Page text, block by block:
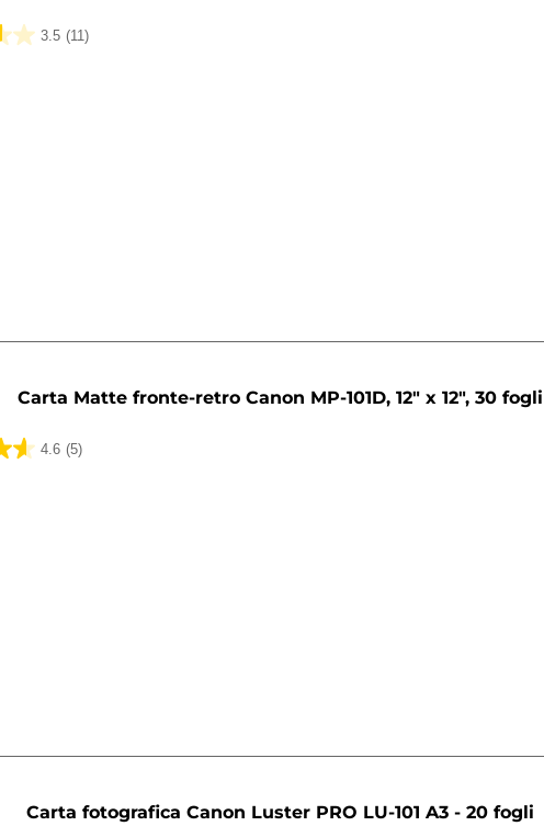
3.5 (11)
Carta Matte fronte-retro Canon MP-101D, 12" x 12", 30 fogli
4.6 (5)
Carta fotografica Canon Luster PRO LU-101 A3 - 20 fogli